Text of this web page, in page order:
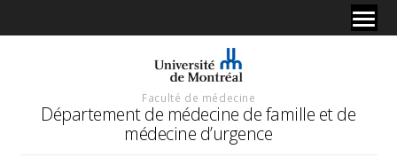
Faculté de médecine
Département de médecine de famille et de
médecine d’urgence